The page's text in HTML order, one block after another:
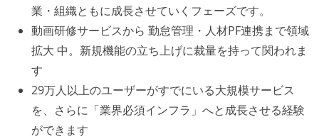
業・組織ともに成長させていくフェーズです。
動画研修サービスから 勤怠管理・人材PF連携まで領域
拡大 中。新規機能の立ち上げに裁量を持って関われま
す
29万人以上のユーザーがすでにいる大規模サービス
を、さらに「業界必須インフラ」へと成長させる経験
ができます